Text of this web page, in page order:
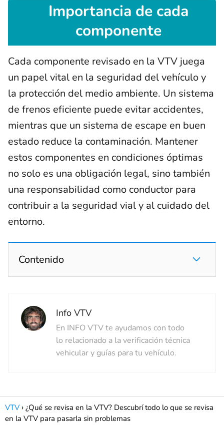
Importancia de cada
componente
Cada componente revisado en la VTV juega
un papel vital en la seguridad del vehículo y
la protección del medio ambiente. Un sistema
de frenos eficiente puede evitar accidentes,
mientras que un sistema de escape en buen
estado reduce la contaminación. Mantener
estos componentes en condiciones óptimas
no solo es una obligación legal, sino también
una responsabilidad como conductor para
contribuir a la seguridad vial y al cuidado del
entorno.
Contenido
Info VTV
En INFO VTV te ayudamos con todo
lo relacionado a la verificación técnica
vehicular y guías para tu vehículo.
VTV ¿Qué se revisa en la VTV? Descubrí todo lo que se revisa
en la VTV para pasarla sin problemas